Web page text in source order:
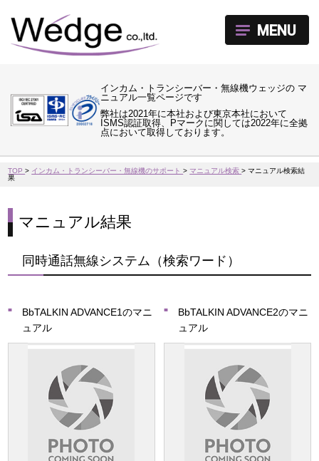
インカム・トランシーバー・無線機ウェッジの マ
ニュアル一覧ページです
弊社は2021年に本社および東京本社において
ISMS認証取得、Pマークに関しては2022年に全拠
点において取得しております。
MENU
TOP> インカム・トランシーバー・無線機のサポート>マニュアル検索>マニュアル検索結
果
マニュアル結果
同時通話無線システム（検索ワード）
BbTALKIN ADVANCE1のマニ
ュアル
BbTALKIN ADVANCE2のマニ
ュアル